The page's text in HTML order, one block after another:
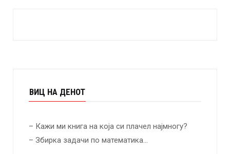
ВИЦ НА ДЕНОТ
– Кажи ми книга на која си плачел најмногу?
– Збирка задачи по математика…